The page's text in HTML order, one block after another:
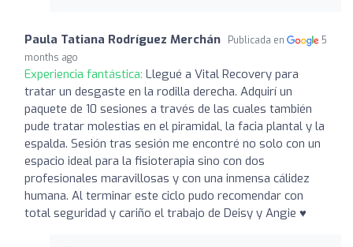
Paula Tatiana Rodríguez Merchán Publicada en
5
months ago
Experiencia fantástica: Llegué a Vital Recovery para
tratar un desgaste en la rodilla derecha. Adquirí un
paquete de 10 sesiones a través de las cuales también
pude tratar molestias en el piramidal, la facia plantal y la
espalda. Sesión tras sesión me encontré no solo con un
espacio ideal para la fisioterapia sino con dos
profesionales maravillosas y con una inmensa cálidez
humana. Al terminar este ciclo pudo recomendar con
total seguridad y cariño el trabajo de Deisy y Angie ♥️